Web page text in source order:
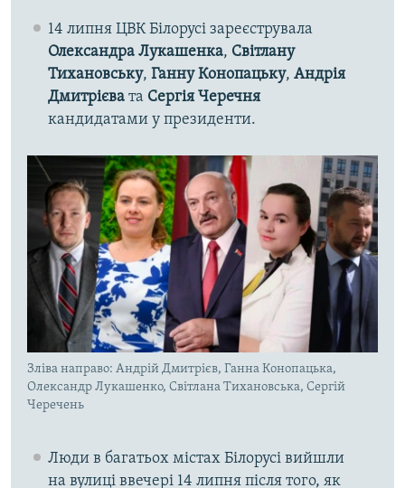
14 липня ЦВК Білорусі зареєструвала
Олександра Лукашенка, Світлану
Тихановську, Ганну Конопацьку, Андрія
Дмитрієва та Сергія Черечня
кандидатами у президенти.
Зліва направо: Андрій Дмитрієв, Ганна Конопацька,
Олександр Лукашенко, Світлана Тихановська, Сергій
Черечень
Люди в багатьох містах Білорусі вийшли
на вулиці ввечері 14 липня після того, як